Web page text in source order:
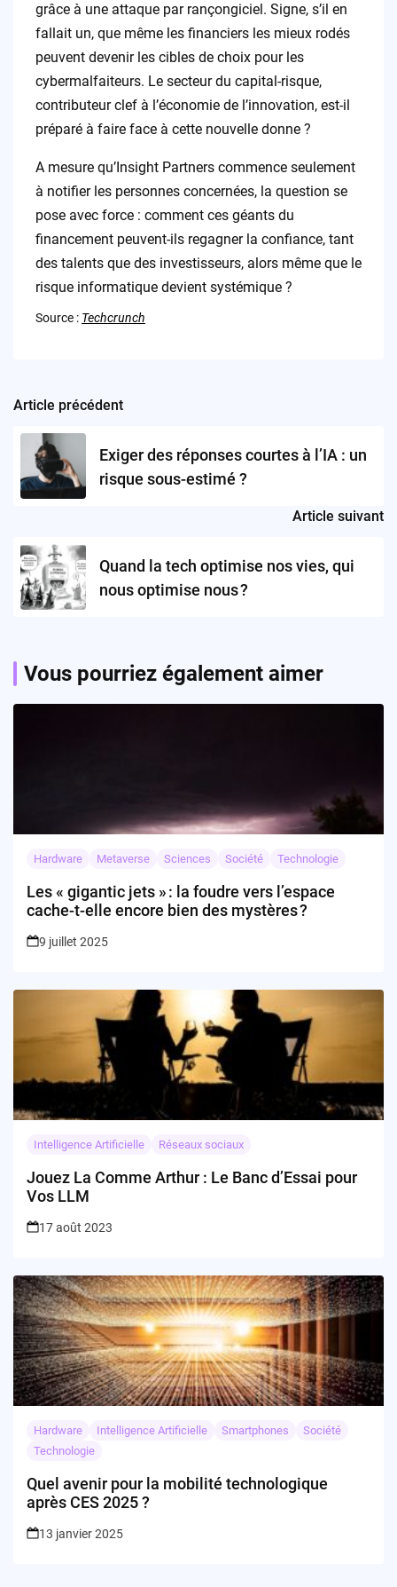
grâce à une attaque par rançongiciel. Signe, s’il en
fallait un, que même les financiers les mieux rodés
peuvent devenir les cibles de choix pour les
cybermalfaiteurs. Le secteur du capital-risque,
contributeur clef à l’économie de l’innovation, est-il
préparé à faire face à cette nouvelle donne ?
A mesure qu’Insight Partners commence seulement
à notifier les personnes concernées, la question se
pose avec force : comment ces géants du
financement peuvent-ils regagner la confiance, tant
des talents que des investisseurs, alors même que le
risque informatique devient systémique ?
Source : Techcrunch
Post
navigation
Article précédent
Exiger des réponses courtes à l’IA : un
risque sous-estimé ?
Article suivant
Quand la tech optimise nos vies, qui
nous optimise nous ?
Vous pourriez également aimer
Hardware Metaverse Sciences Société Technologie
Les « gigantic jets » : la foudre vers l’espace
cache-t-elle encore bien des mystères ?
9 juillet 2025
Intelligence Artificielle Réseaux sociaux
Jouez La Comme Arthur : Le Banc d’Essai pour
Vos LLM
17 août 2023
Hardware Intelligence Artificielle Smartphones
Société
Technologie
Quel avenir pour la mobilité technologique
après CES 2025 ?
13 janvier 2025